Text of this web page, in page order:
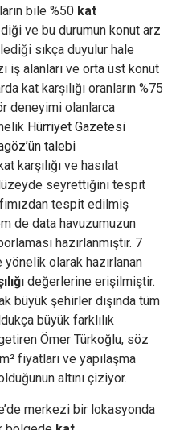
bile %50 kat
ve bu durumun konut arz
sıkça duyulur hale
iş alanları ve orta üst konut
kat karşılığı oranların %75
deneyimi olanlarca
Hürriyet Gazetesi
talebi
karşılığı ve hasılat
düzeyde seyrettiğini tespit
tespit edilmiş
de data havuzumuzun
hazırlanmıştır. 7
olarak hazırlanan
değerlerine erişilmiştir.
büyük şehirler dışında tüm
büyük farklılık
Ömer Türkoğlu, söz
fiyatları ve yapılaşma
altını çiziyor.
merkezi bir lokasyonda